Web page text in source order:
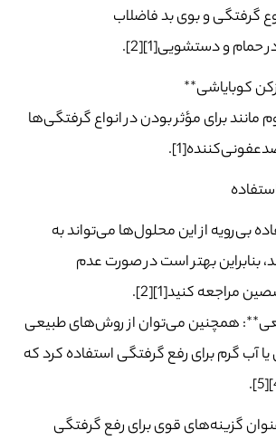
گرفتگی و بوی بد فاضلاب
حمام و دستشویی[1][2].
برای مؤثر بودن در انواع گرفتگی‌ها
بی‌رویه از این محلول‌ها می‌تواند به
بنابراین بهتر است در صورت عدم
مراجعه کنید[1][2].
همچنین می‌توان از روش‌های طبیعی
آب گرم برای رفع گرفتگی استفاده کرد که
گزینه‌های قوی برای رفع گرفتگی